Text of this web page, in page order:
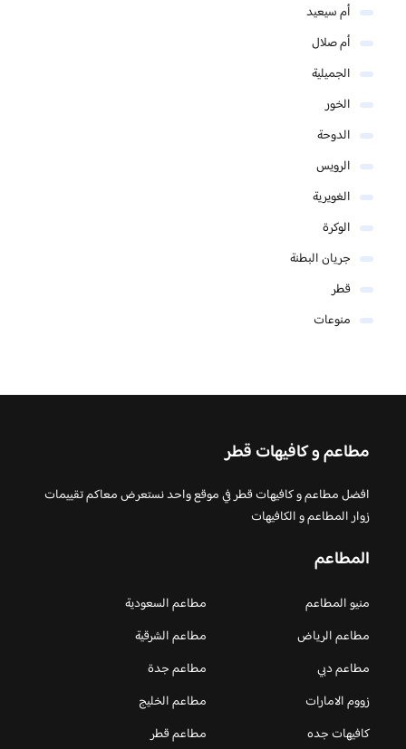
أم سيعيد
أم صلال
الجميلية
الخور
الدوحة
الرويس
الغويرية
الوكرة
جريان البطنة
قطر
منوعات
مطاعم و كافيهات قطر
افضل مطاعم و كافيهات قطر في موقع واحد نستعرض معاكم تقييمات
زوار المطاعم و الكافيهات
المطاعم
منيو المطاعم
مطاعم السعودية
مطاعم الرياض
مطاعم الشرقية
مطاعم دبي
مطاعم جدة
زووم الامارات
مطاعم الخليج
كافيهات جده
مطاعم قطر